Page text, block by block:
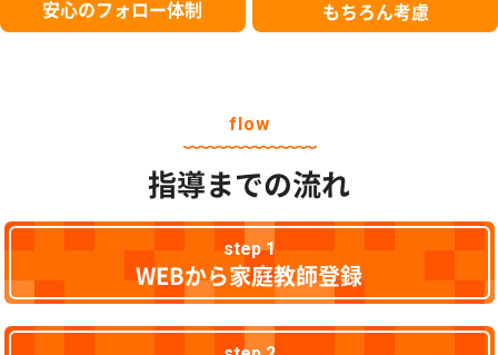
安心のフォロー体制
もちろん考慮
flow
指導までの流れ
step 1
WEBから家庭教師登録